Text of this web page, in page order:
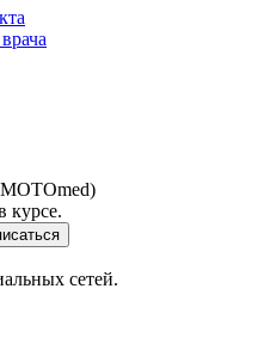
курсе.
сетей.